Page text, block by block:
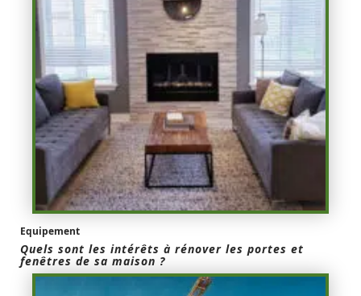
Equipement
Quels sont les intérêts à rénover les portes et
fenêtres de sa maison ?